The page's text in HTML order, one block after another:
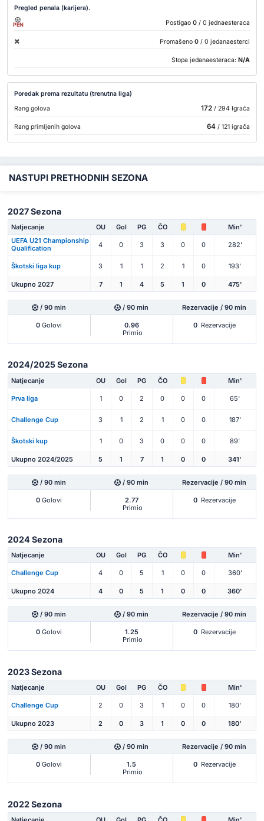
Pregled penala (karijera).
PEN Postigao 0 / 0 jednaesteraca
Promašeno 0 / 0 jedanaesterci
Stopa jedanaesteraca: N/A
Poredak prema rezultatu (trenutna liga)
Rang golova
172/ 294 Igrača
Rang primljenih golova 64/ 121 igrača
NASTUPI PRETHODNIH SEZONA
2027 Sezona
Natjecanje OU Gol PG ČO
Min'
UEFA U21 Championship
Qualification
4 0 3 3 0 0 282'
Škotski liga kup 3 1 1 2 1 0 193'
Ukupno 2027 7 1 4 5 1 0 475'
/ 90 min / 90 min Rezervacije / 90 min
0 Golovi
0.96
Primio
0 Rezervacije
2024/2025 Sezona
Natjecanje OU Gol PG ČO Min'
Prva liga 1 0 2 0 0 0 65'
Challenge Cup 3 1 2 1 0 0 187'
Škotski kup 1 0 3 0 0 0 89'
Ukupno 2024/2025 5 1 7 1 0 0 341'
/ 90 min / 90 min Rezervacije / 90 min
0 Golovi
2.77
Primio
0 Rezervacije
2024 Sezona
Natjecanje OU Gol PG ČO Min'
Challenge Cup 4 0 5 1 0 0 360'
Ukupno 2024 4 0 5 1 0 0 360'
/ 90 min / 90 min Rezervacije / 90 min
0 Golovi
1.25
Primio
0 Rezervacije
2023 Sezona
Natjecanje OU Gol PG ČO Min'
Challenge Cup 2 0 3 1 0 0 180'
Ukupno 2023 2 0 3 1 0 0 180'
/ 90 min / 90 min Rezervacije / 90 min
0 Golovi
1.5
Primio
0 Rezervacije
2022 Sezona